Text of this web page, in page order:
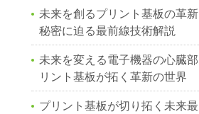
未来を創るプリント基板の革新
秘密に迫る最前線技術解説
未来を変える電子機器の心臓
リント基板が拓く革新の世界
プリント基板が切り拓く未来